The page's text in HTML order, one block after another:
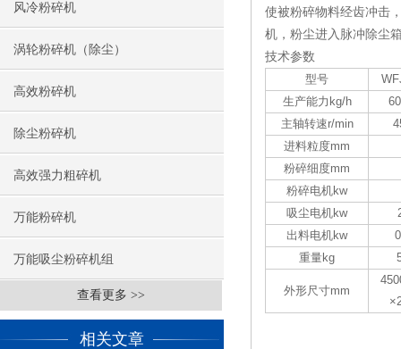
风冷粉碎机
涡轮粉碎机（除尘）
高效粉碎机
除尘粉碎机
高效强力粗碎机
万能粉碎机
万能吸尘粉碎机组
查看更多 >>
相关文章
使被粉碎物料经齿冲击
机，粉尘进入脉冲除尘
技术参数
型号
生产能力kg/h
主轴转速r/min
进料粒度mm
粉碎细度mm
粉碎电机kw
吸尘电机kw
出料电机kw
重量kg
外形尺寸mm